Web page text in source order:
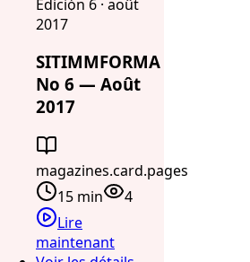
Edición 6 · août
2017
SITIMMFORMA
No 6 — Août
2017
magazines.card.pages
15 min
4
Lire
maintenant